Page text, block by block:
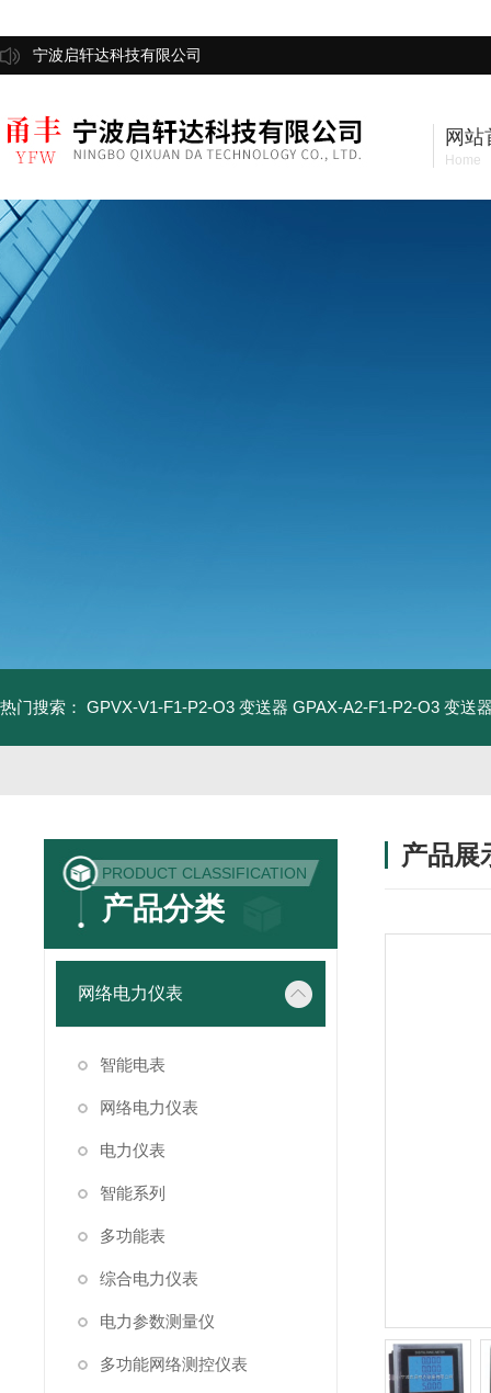
宁波启轩达科技有限公司
网站
Home
热门搜索： GPVX-V1-F1-P2-O3 变送器 GPAX-A2-F1-P2-O3 变送
PRODUCT CLASSIFICATION
产品分类
网络电力仪表
智能电表
网络电力仪表
电力仪表
智能系列
多功能表
综合电力仪表
电力参数测量仪
多功能网络测控仪表
产品展